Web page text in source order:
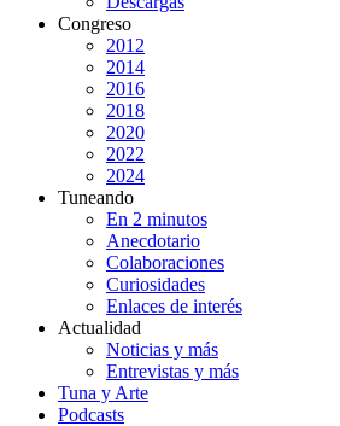
Congreso
2012
2014
2016
2018
2020
2022
2024
Tuneando
En 2 minutos
Anecdotario
Colaboraciones
Curiosidades
Enlaces de interés
Actualidad
Noticias y más
Entrevistas y más
Tuna y Arte
Podcasts